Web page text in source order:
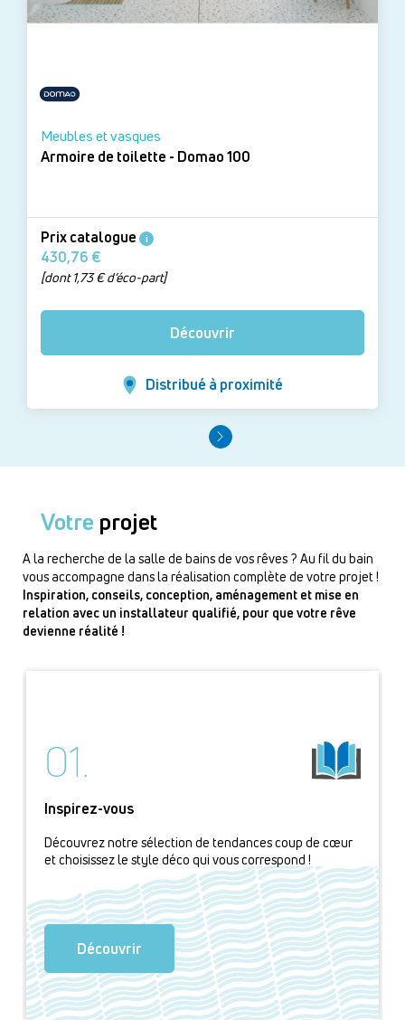
Meubles et vasques
Armoire de toilette - Domao 100
Prix catalogue i
430,76 €
[dont 1,73 € d’éco-part]
Découvrir
Distribué à proximité
Votre projet
A la recherche de la salle de bains de vos rêves ? Au fil du bain
vous accompagne dans la réalisation complète de votre projet !
Inspiration, conseils, conception, aménagement et mise en
relation avec un installateur qualifié, pour que votre rêve
devienne réalité !
01.
Inspirez-vous
Découvrez notre sélection de tendances coup de cœur
et choisissez le style déco qui vous correspond !
Découvrir